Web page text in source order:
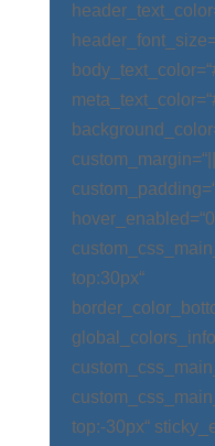
top:30px“
top:-30px“